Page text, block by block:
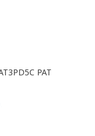
3PD5C PAT